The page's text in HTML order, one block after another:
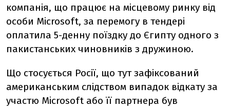
компанія, що працює на місцевому ринку від
особи Microsoft, за перемогу в тендері
оплатила 5-денну поїздку до Єгипту одного з
пакистанських чиновників з дружиною.
Що стосується Росії, що тут зафіксований
американським слідством випадок відкату за
участю Microsoft або її партнера був